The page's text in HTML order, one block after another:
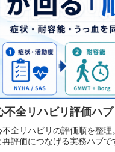
不全リハビリ評価ハ
不全リハビリの評価順を整
再評価につなげる実務ハブで